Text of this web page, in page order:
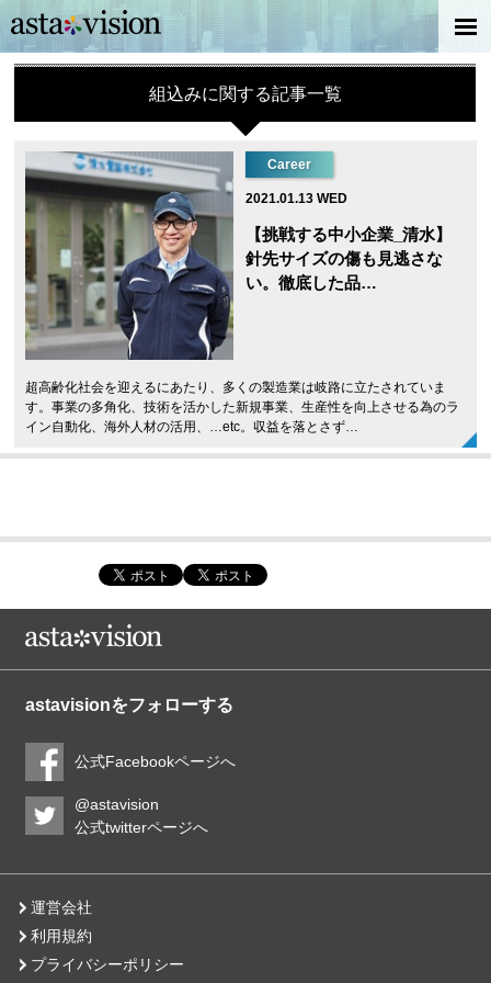
組込みに関する記事一覧
Career
2021.01.13 WED
【挑戦する中小企業_清水】
針先サイズの傷も見逃さな
い。徹底した品…
超高齢化社会を迎えるにあたり、多くの製造業は岐路に立たされていま
す。事業の多角化、技術を活かした新規事業、生産性を向上させる為のラ
イン自動化、海外人材の活用、…etc。収益を落とさず…
astavisionをフォローする
公式Facebookページへ
@astavision
公式twitterページへ
運営会社
利用規約
プライバシーポリシー